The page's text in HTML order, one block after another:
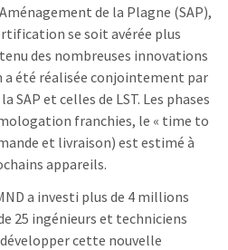
de la Plagne (SAP),
se soit avérée plus
des nombreuses innovations
été réalisée conjointement par
SAP et celles de LST. Les phases
franchies, le « time to
et livraison) est estimé à
appareils.
a investi plus de 4 millions
25 ingénieurs et techniciens
développer cette nouvelle